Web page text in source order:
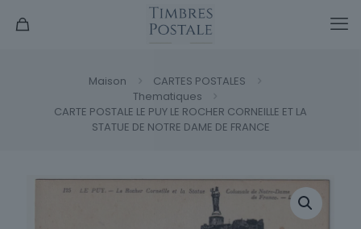
Maison
CARTES POSTALES
Thematiques
CARTE POSTALE LE PUY LE ROCHER CORNEILLE ET LA
STATUE DE NOTRE DAME DE FRANCE